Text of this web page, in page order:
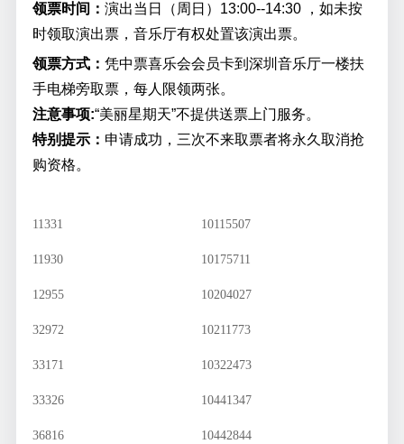
领票时间： 演出当日（周日）13:00--14:30 ，如未按
时领取演出票，音乐厅有权处置该演出票。
领票方式： 凭中票喜乐会会员卡到深圳音乐厅一楼扶
手电梯旁取票，每人限领两张。
注意事项:“美丽星期天”不提供送票上门服务。
特别提示： 申请成功，三次不来取票者将永久取消抢
购资格。
11331 10115507
11930 10175711
12955 10204027
32972 10211773
33171 10322473
33326 10441347
36816 10442844